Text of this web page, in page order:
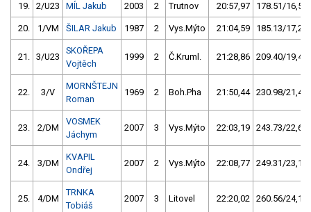
19. 2/U23 MÍL Jakub 2003 2 Trutnov 20:57,97 178.51/16,5
20. 1/VM ŠILAR Jakub 1987 2 Vys.Mýto 21:04,59 185.13/17,2
21. 3/U23
SKOŘEPA
Vojtěch
1999 2 Č.Kruml. 21:28,86 209.40/19,4
22. 3/V
MORNŠTEJN
Roman
1969 2 Boh.Pha 21:50,44 230.98/21,4
23. 2/DM
VOSMEK
Jáchym
2007 3 Vys.Mýto 22:03,19 243.73/22,6
24. 3/DM
KVAPIL
Ondřej
2007 2 Vys.Mýto 22:08,77 249.31/23,1
25. 4/DM
TRNKA
Tobiáš
2007 3 Litovel 22:20,02 260.56/24,1